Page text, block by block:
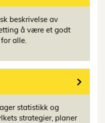
beskrivelse av
å være et godt
alle.
statistikk og
strategier, planer